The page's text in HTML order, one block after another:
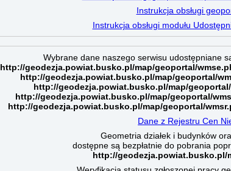
Instrukcja obsługi
Instrukcja obsługi modułu
Wybrane dane naszego serwisu udostępniane
http://geodezja.powiat.busko.pl/map/geoportal/
http://geodezja.powiat.busko.pl/map/geoportal/
http://geodezja.powiat.busko.pl/map/
http://geodezja.powiat.busko.pl/map/geoportal/
http://geodezja.powiat.busko.pl/map/geoportal/
Dane z Rejestru Cen
Geometria działek i budynków
dostępne są bezpłatnie do pobrania
http://geodezja.powiat.busko.pl/